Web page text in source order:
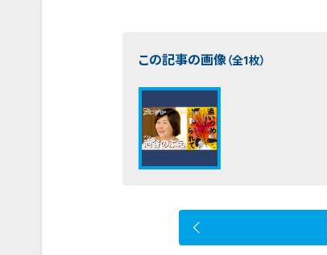
この記事の画像（全1枚）